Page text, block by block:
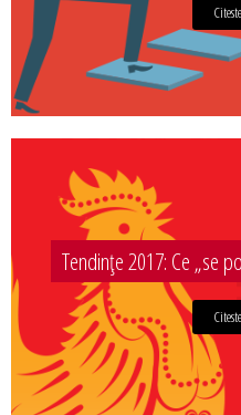
Tendințe 2017: Ce „se